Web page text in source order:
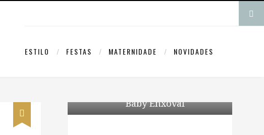
ESTILO FESTAS MATERNIDADE NOVIDADES
Baby Enxoval